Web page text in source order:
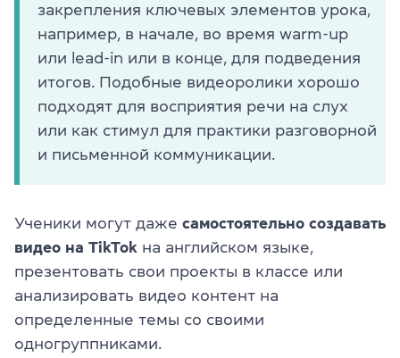
закрепления ключевых элементов урока,
например, в начале, во время warm-up
или lead-in или в конце, для подведения
итогов. Подобные видеоролики хорошо
подходят для восприятия речи на слух
или как стимул для практики разговорной
и письменной коммуникации.
Ученики могут даже самостоятельно создавать
видео на TikTok на английском языке,
презентовать свои проекты в классе или
анализировать видео контент на
определенные темы со своими
одногруппниками.